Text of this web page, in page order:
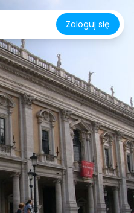
Zaloguj się